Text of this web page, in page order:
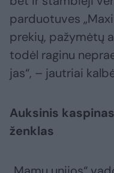
parduotuves
prekių, pažymėtų
todėl raginu
jas“, – jautriai
Auksinis
ženklas